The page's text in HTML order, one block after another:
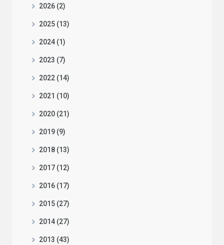
2026 (2)
2025 (13)
2024 (1)
2023 (7)
2022 (14)
2021 (10)
2020 (21)
2019 (9)
2018 (13)
2017 (12)
2016 (17)
2015 (27)
2014 (27)
2013 (43)